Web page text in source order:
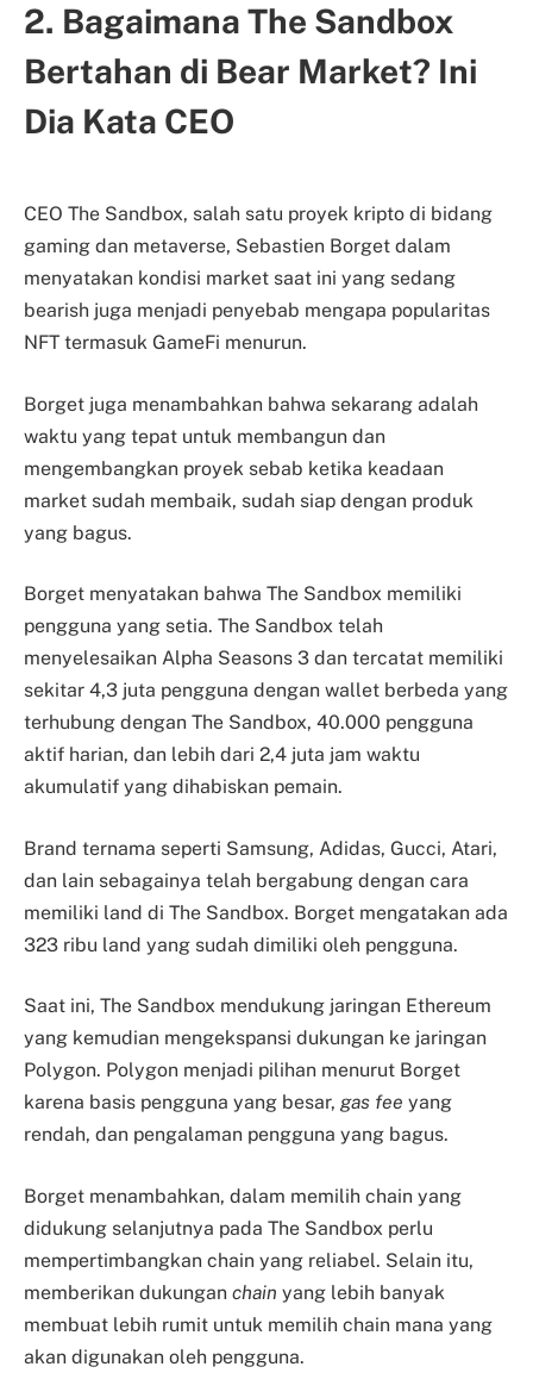
2. Bagaimana The Sandbox
Bertahan di Bear Market? Ini
Dia Kata CEO
CEO The Sandbox, salah satu proyek kripto di bidang
gaming dan metaverse, Sebastien Borget dalam
menyatakan kondisi market saat ini yang sedang
bearish juga menjadi penyebab mengapa popularitas
NFT termasuk GameFi menurun.
Borget juga menambahkan bahwa sekarang adalah
waktu yang tepat untuk membangun dan
mengembangkan proyek sebab ketika keadaan
market sudah membaik, sudah siap dengan produk
yang bagus.
Borget menyatakan bahwa The Sandbox memiliki
pengguna yang setia. The Sandbox telah
menyelesaikan Alpha Seasons 3 dan tercatat memiliki
sekitar 4,3 juta pengguna dengan wallet berbeda yang
terhubung dengan The Sandbox, 40.000 pengguna
aktif harian, dan lebih dari 2,4 juta jam waktu
akumulatif yang dihabiskan pemain.
Brand ternama seperti Samsung, Adidas, Gucci, Atari,
dan lain sebagainya telah bergabung dengan cara
memiliki land di The Sandbox. Borget mengatakan ada
323 ribu land yang sudah dimiliki oleh pengguna.
Saat ini, The Sandbox mendukung jaringan Ethereum
yang kemudian mengekspansi dukungan ke jaringan
Polygon. Polygon menjadi pilihan menurut Borget
karena basis pengguna yang besar, gas fee yang
rendah, dan pengalaman pengguna yang bagus.
Borget menambahkan, dalam memilih chain yang
didukung selanjutnya pada The Sandbox perlu
mempertimbangkan chain yang reliabel. Selain itu,
memberikan dukungan chain yang lebih banyak
membuat lebih rumit untuk memilih chain mana yang
akan digunakan oleh pengguna.